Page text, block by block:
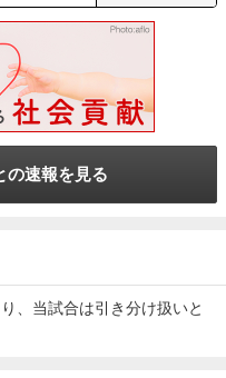
の速報を見る
、当試合は引き分け扱いと